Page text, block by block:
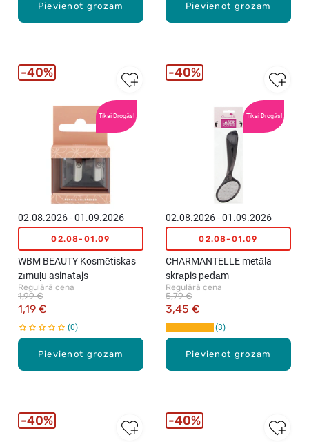
Pievienot grozam Pievienot grozam
Tikai Drogās!
Pievienot grozam
02.08.2026 - 01.09.2026
02.08-01.09
WBM BEAUTY Kosmētiskas
zīmuļu asinātājs
Regulārā cena
1,19 €
1,99 €
0
40%
Tikai Drogās!
Pievienot grozam
02.08.2026 - 01.09.2026
02.08-01.09
CHARMANTELLE metāla
skrāpis pēdām
Regulārā cena
3,45 €
5,79 €
3
40%
40% 40%